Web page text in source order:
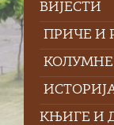
ВИЈЕСТИ
ПРИЧЕ И
КОЛУМНЕ
КЊИГЕ И